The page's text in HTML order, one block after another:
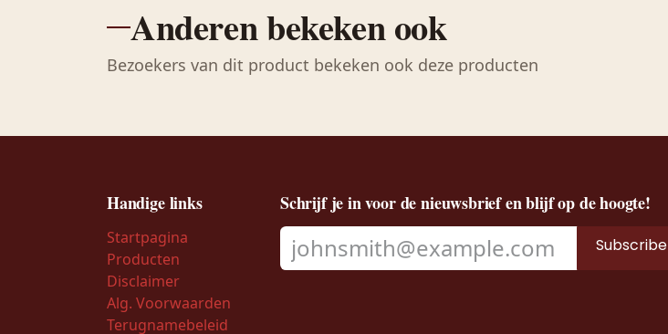
Anderen bekeken ook
Bezoekers van dit product bekeken ook deze producten
Handige links
Startpagina
Producten
Disclaimer
Alg. Voorwaarden
Terugnamebeleid
Schrijf je in voor de nieuwsbrief en blijf op de hoogte!
Subscribe